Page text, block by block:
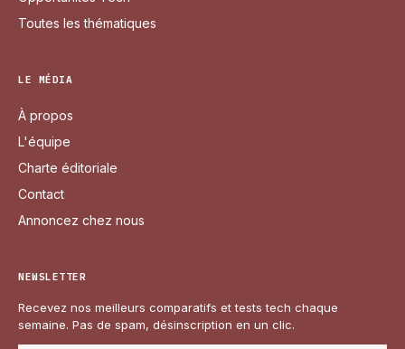
Toutes les thématiques
LE MÉDIA
À propos
L'équipe
Charte éditoriale
Contact
Annoncez chez nous
NEWSLETTER
Recevez nos meilleurs comparatifs et tests tech chaque
semaine. Pas de spam, désinscription en un clic.